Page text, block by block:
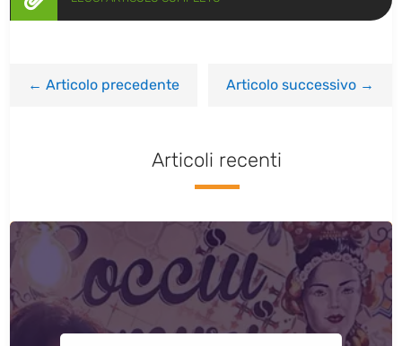
←Articolo precedente Articolo successivo→
Articoli recenti